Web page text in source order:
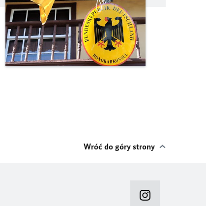
Wróć do góry strony